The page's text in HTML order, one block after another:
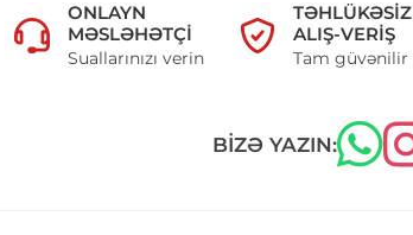
ONLAYN
MƏSLƏHƏTÇI
Suallarınızı verin
TƏHLÜKƏSIZ
ALIŞ-VERIŞ
Tam güvənilir
BIZƏ YAZIN: